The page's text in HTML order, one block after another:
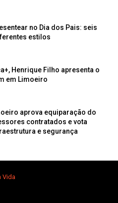
no Dia dos Pais: seis
estilos
Henrique Filho apresenta o
em Limoeiro
aprova equiparação do
contratados e vota
e segurança
Vida